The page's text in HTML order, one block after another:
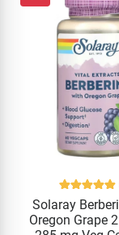
Solaray
Oregon Grape